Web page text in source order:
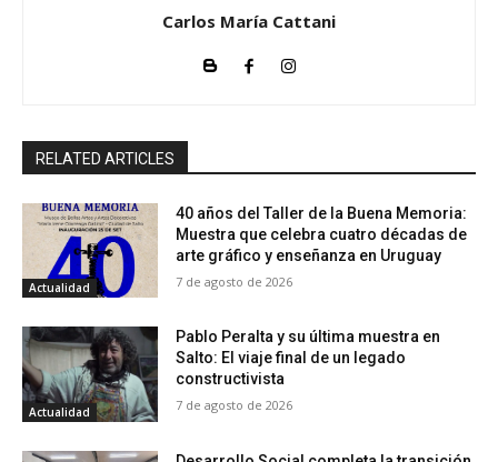
Carlos María Cattani
RELATED ARTICLES
Actualidad
40 años del Taller de la Buena Memoria:
Muestra que celebra cuatro décadas de
arte gráfico y enseñanza en Uruguay
7 de agosto de 2026
Actualidad
Pablo Peralta y su última muestra en
Salto: El viaje final de un legado
constructivista
7 de agosto de 2026